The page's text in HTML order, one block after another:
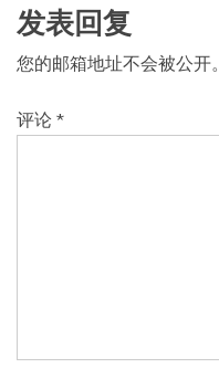
发表回复
您的邮箱地址不会被公开。
评论 *